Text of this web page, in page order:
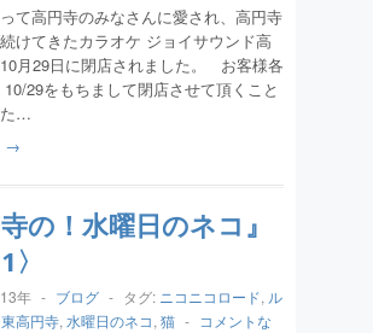
て高円寺のみなさんに愛され、高円寺
けてきたカラオケ ジョイサウンド高
月29日に閉店されました。 お客様各
29をもちまして閉店させて頂くこと
た…
→
寺の！水曜日のネコ』
年 - ブログ - タグ: ニコニコロード, ル
東高円寺, 水曜日のネコ, 猫 - コメントな